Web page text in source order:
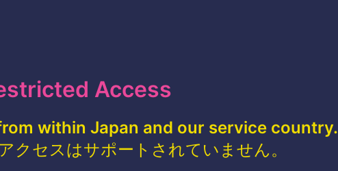
Access
within Japan and our service country.
クセスはサポートされていません。